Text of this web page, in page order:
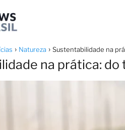
Natureza Sustentabilidade na
na prática: